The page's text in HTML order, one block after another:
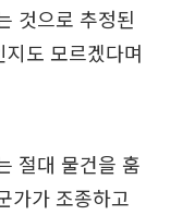
것으로 추정된
도 모르겠다며
절대 물건을 훔
가가 조종하고